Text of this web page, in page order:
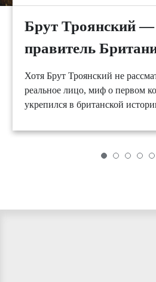
Брут Троянский
правитель
Хотя Брут Троянский не
реальное лицо, миф о первом
укрепился в британской